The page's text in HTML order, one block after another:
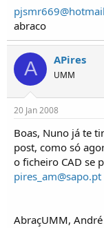
abraco
A APires
UMM
20 Jan 2008
Boas, Nuno já te
post, como só
o ficheiro CAD se
pires_am@sapo.pt
AbraçUMM,